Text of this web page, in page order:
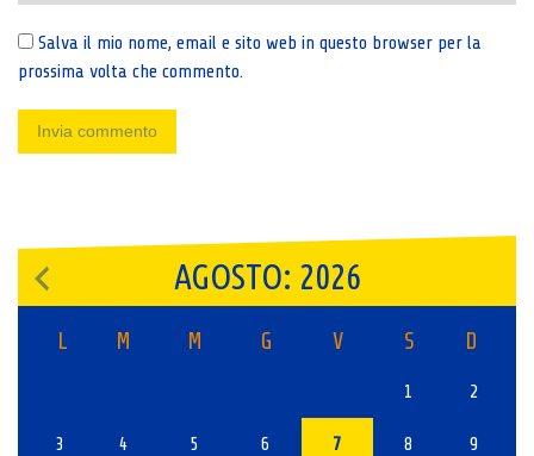
Salva il mio nome, email e sito web in questo browser per la
prossima volta che commento.
AGOSTO: 2026
L M M G V S D
1 2
3 4 5 6 7 8 9